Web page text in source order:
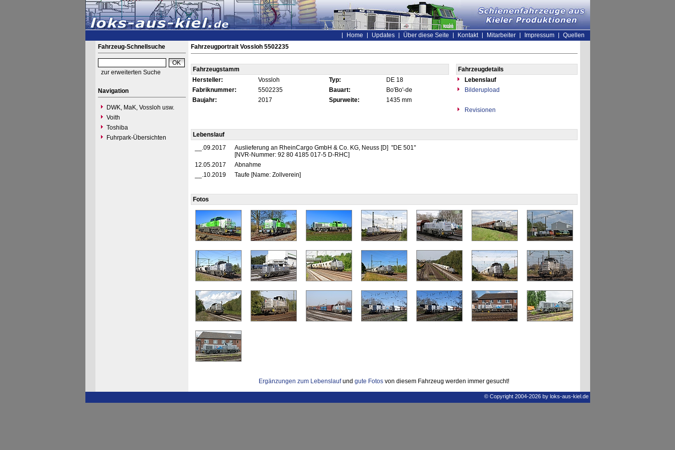
Home Updates Über diese Seite Kontakt Mitarbeiter Impressum
Quellen
Fahrzeug-Schnellsuche
zur erweiterten Suche
Navigation
DWK, MaK, Vossloh usw.
Voith
Toshiba
Fuhrpark-Übersichten
Fahrzeugportrait Vossloh 5502235
Fahrzeugstamm
Fahrzeugdetails
Hersteller:
Vossloh Typ: DE 18
Lebenslauf
Fabriknummer:
5502235 Bauart: Bo'Bo'-de
Bilderupload
Baujahr:
2017 Spurweite:
1435 mm
Revisionen
Lebenslauf
__.09.2017
Auslieferung an RheinCargo GmbH & Co. KG, Neuss [D] "DE 501"
[NVR-Nummer: 92 80 4185 017-5 D-RHC]
12.05.2017
Abnahme
__.10.2019
Taufe [Name: Zollverein]
Fotos
Ergänzungen zum Lebenslaufund gute Fotos von diesem Fahrzeug werden immer gesucht!
© Copyright 2004-2026 by loks-aus-kiel.de